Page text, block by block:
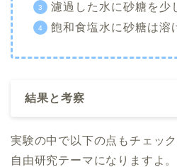
濾過した水に砂糖を少
飽和食塩水に砂糖は溶
結果と考察
実験の中で以下の点もチェッ
自由研究テーマになりますよ。